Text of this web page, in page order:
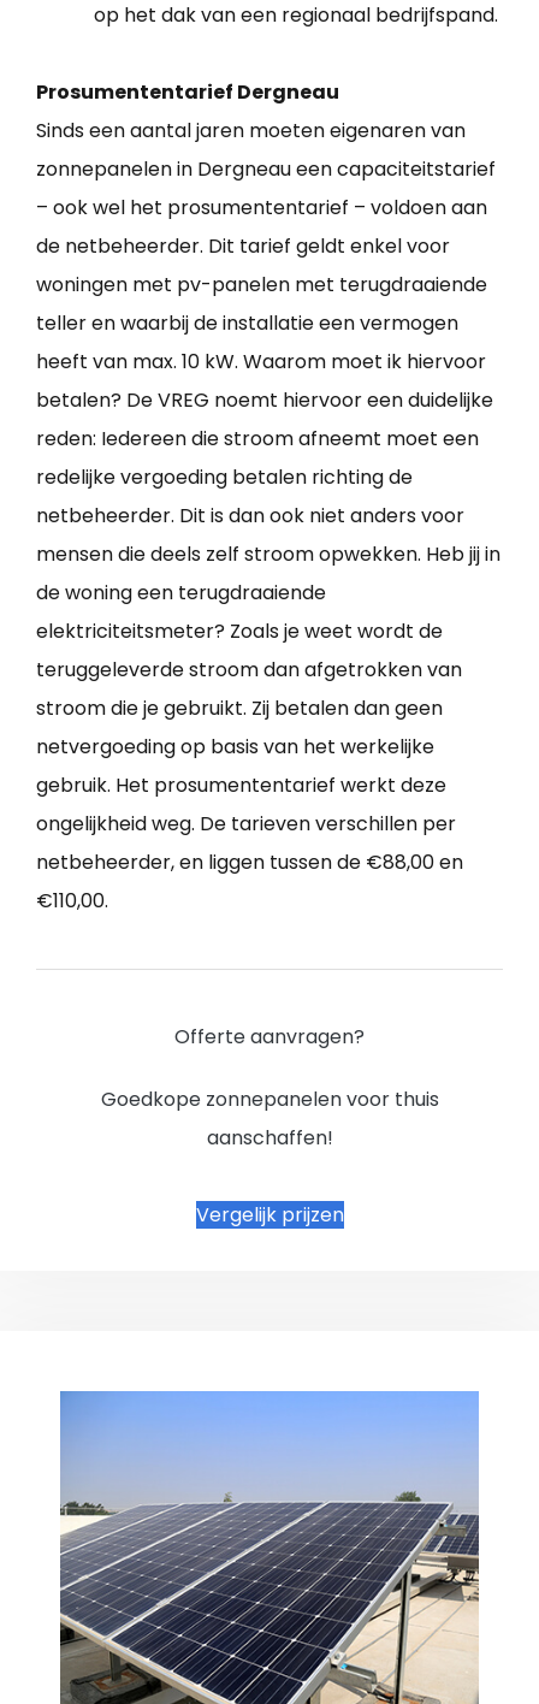
op het dak van een regionaal bedrijfspand.
Prosumententarief Dergneau
Sinds een aantal jaren moeten eigenaren van
zonnepanelen in Dergneau een capaciteitstarief
– ook wel het prosumententarief – voldoen aan
de netbeheerder. Dit tarief geldt enkel voor
woningen met pv-panelen met terugdraaiende
teller en waarbij de installatie een vermogen
heeft van max. 10 kW. Waarom moet ik hiervoor
betalen? De VREG noemt hiervoor een duidelijke
reden: Iedereen die stroom afneemt moet een
redelijke vergoeding betalen richting de
netbeheerder. Dit is dan ook niet anders voor
mensen die deels zelf stroom opwekken. Heb jij in
de woning een terugdraaiende
elektriciteitsmeter? Zoals je weet wordt de
teruggeleverde stroom dan afgetrokken van
stroom die je gebruikt. Zij betalen dan geen
netvergoeding op basis van het werkelijke
gebruik. Het prosumententarief werkt deze
ongelijkheid weg. De tarieven verschillen per
netbeheerder, en liggen tussen de €88,00 en
€110,00.
Offerte aanvragen?
Goedkope zonnepanelen voor thuis
aanschaffen!
Vergelijk prijzen